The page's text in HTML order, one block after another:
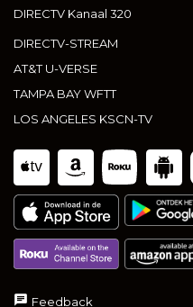
DIRECTV Kanaal 320
DIRECTV-STREAM
AT&T U-VERSE
TAMPA BAY WFTT
LOS ANGELES KSCN-TV
Feedback